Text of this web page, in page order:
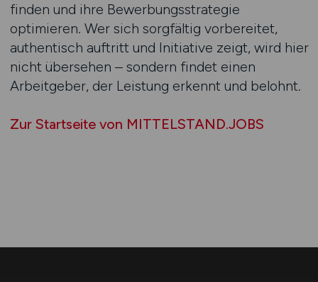
finden und ihre Bewerbungsstrategie
optimieren. Wer sich sorgfältig vorbereitet,
authentisch auftritt und Initiative zeigt, wird hier
nicht übersehen – sondern findet einen
Arbeitgeber, der Leistung erkennt und belohnt.
Zur Startseite von MITTELSTAND.JOBS